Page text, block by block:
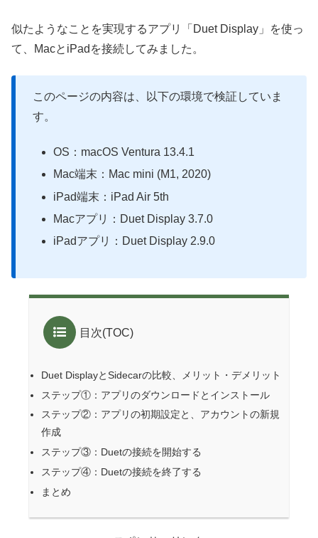
似たようなことを実現するアプリ「Duet Display」を使っ
て、MacとiPadを接続してみました。
このページの内容は、以下の環境で検証していま
す。
OS：macOS Ventura 13.4.1
Mac端末：Mac mini (M1, 2020)
iPad端末：iPad Air 5th
Macアプリ：Duet Display 3.7.0
iPadアプリ：Duet Display 2.9.0
目次(TOC)
Duet DisplayとSidecarの比較、メリット・デメリット
ステップ①：アプリのダウンロードとインストール
ステップ②：アプリの初期設定と、アカウントの新規
作成
ステップ③：Duetの接続を開始する
ステップ④：Duetの接続を終了する
まとめ